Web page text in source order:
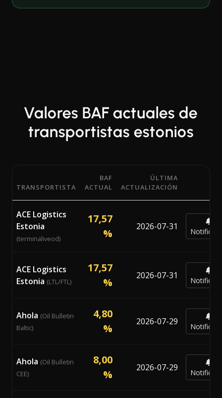
Valores BAF actuales de
transportistas estonios
TRANSPORTISTA
BAF
ACTUAL
ÚLTIMA
ACTUALIZACIÓN
ACE Logistics
Estonia
(terminaliveod)
17,57
%
2026-07-31
ACE Logistics
Estonia (LTL/FTL)
17,57
%
2026-07-31
Ahola (Oil Bulletin
Baltic)
4,80
%
2026-07-29
Ahola (Oil Bulletin
CEE)
8,00
%
2026-07-29